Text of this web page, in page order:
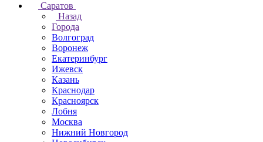
Саратов
Назад
Города
Волгоград
Воронеж
Екатеринбург
Ижевск
Казань
Краснодар
Красноярск
Лобня
Москва
Нижний Новгород